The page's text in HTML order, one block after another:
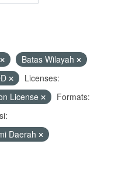
Batas Wilayah
Licenses:
License
Formats:
Daerah